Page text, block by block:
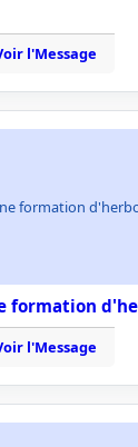
l'Message
formation
formation
l'Message